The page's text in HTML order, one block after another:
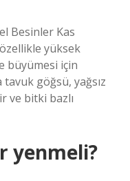
Besinler Kas
yüksek
büyümesi için
göğsü, yağsız
ve bitki bazlı
yenmeli?